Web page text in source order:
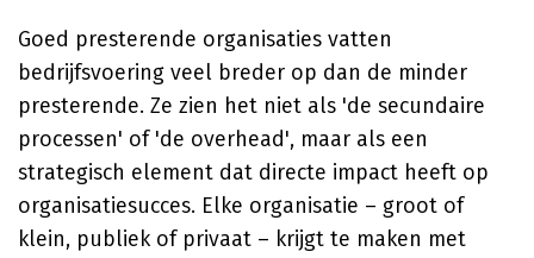
Goed presterende organisaties vatten
bedrijfsvoering veel breder op dan de minder
presterende. Ze zien het niet als 'de secundaire
processen' of 'de overhead', maar als een
strategisch element dat directe impact heeft op
organisatiesucces. Elke organisatie – groot of
klein, publiek of privaat – krijgt te maken met